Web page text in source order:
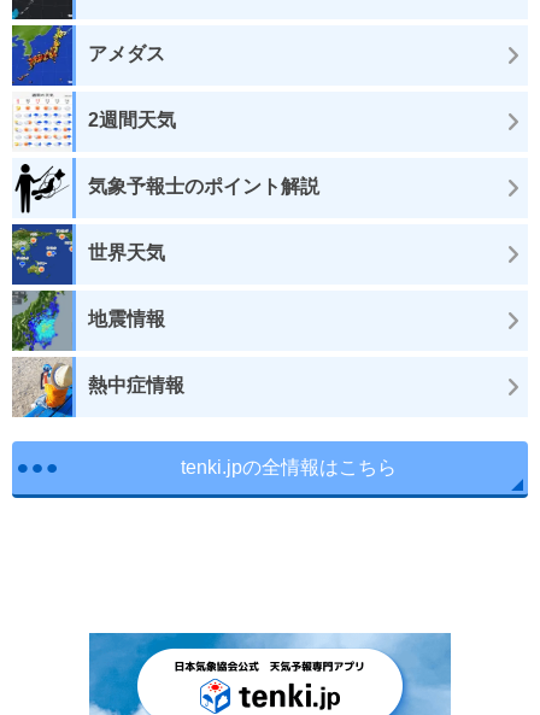
アメダス
2週間天気
気象予報士のポイント解説
世界天気
地震情報
熱中症情報
tenki.jpの全情報はこちら